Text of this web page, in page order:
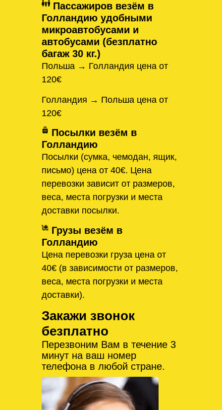
Пассажиров везём в
Голландию удобными
микроавтобусами и
автобусами (безплатно
багаж 30 кг.)
Польша → Голландия цена от
120€
Голландия → Польша цена от
120€
Посылки везём в
Голландию
Посылки (сумка, чемодан, ящик,
письмо) цена от 40€. Цена
перевозки зависит от размеров,
веса, места погрузки и места
доставки посылки.
Грузы везём в
Голландию
Цена перевозки груза цена от
40€ (в зависимости от размеров,
веса, места погрузки и места
доставки).
Закажи звонок
безплатно
Перезвоним Вам в течение 3
минут на ваш номер
телефона в любой стране.